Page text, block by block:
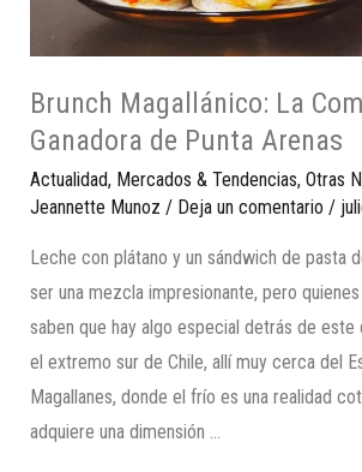
Brunch Magallánico: La
Ganadora de Punta Arenas
Actualidad, Mercados & Tendencias, Otras
Jeannette Munoz / Deja un comentario /
Leche con plátano y un sándwich de pasta
ser una mezcla impresionante, pero
saben que hay algo especial detrás de este
el extremo sur de Chile, allí muy cerca del
Magallanes, donde el frío es una realidad
adquiere una dimensión …